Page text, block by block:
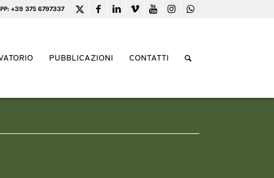
+39 375 6797337
PUBBLICAZIONI CONTATTI